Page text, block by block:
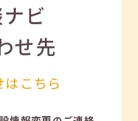
ビ
せ先
こちら